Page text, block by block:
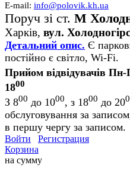
E-mail: info@polovik.kh.ua
Поруч зі ст. М
Харків, вул.
Детальний опис. Є
постійно є світло, Wi-Fi.
Прийом відвідувачів
1800
З 800 до 1000, з 1800 до 20
обслуговування за
в першу чергу за записом.
Войти
Регистрация
Корзина
на сумму